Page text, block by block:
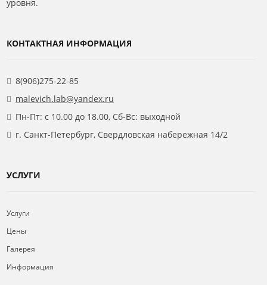
уровня.
КОНТАКТНАЯ ИНФОРМАЦИЯ
8(906)275-22-85
malevich.lab@yandex.ru
Пн-Пт: с 10.00 до 18.00, Сб-Вс: выходной
г. Санкт-Петербург, Свердловская набережная 14/2
УСЛУГИ
Услуги
Цены
Галерея
Информация